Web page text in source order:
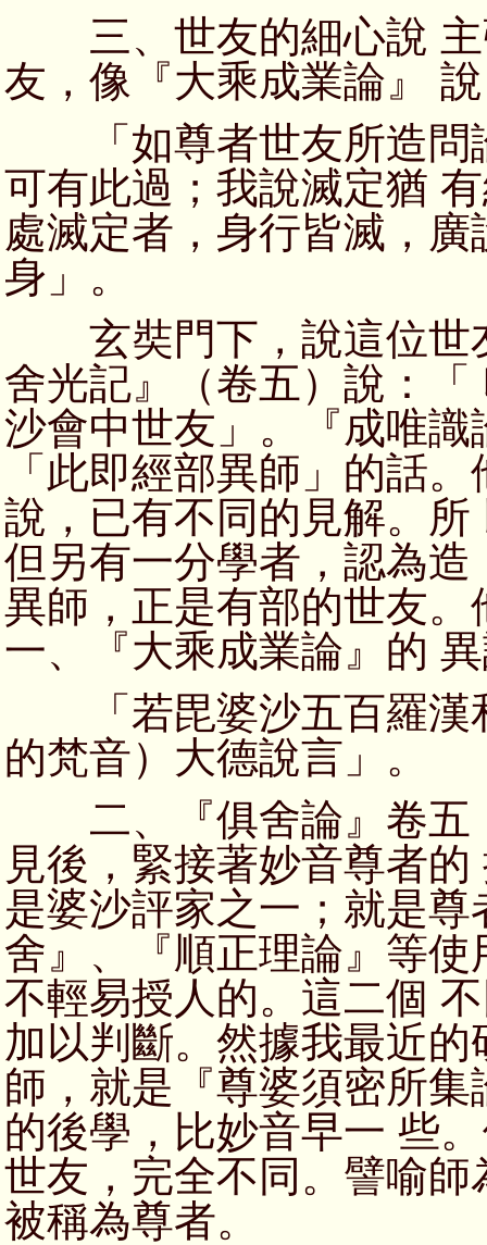
三、世友的細心說 主
友，像『大乘成業論』
「如尊者世友所造問
可有此過；我說滅定猶
處滅定者，身行皆滅，
身」。
玄奘門下，說這位世
舍光記』（卷五）說：
沙會中世友」。『成唯
「此即經部異師」的話
說，已有不同的見解。
但另有一分學者，認為
異師，正是有部的世友
一、『大乘成業論』的
「若毘婆沙五百羅漢
的梵音）大德說言」。
二、『俱舍論』卷五
見後，緊接著妙音尊者
是婆沙評家之一；就是
舍』、『順正理論』等
不輕易授人的。這二個
加以判斷。然據我最近
師，就是『尊婆須密所
的後學，比妙音早一 些
世友，完全不同。譬喻
被稱為尊者。